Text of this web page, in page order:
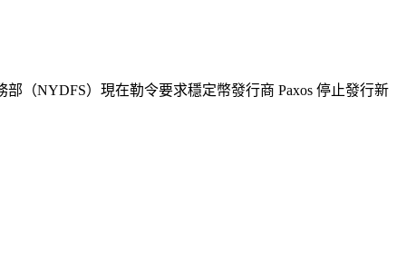
（NYDFS）現在勒令要求穩定幣發行商 Paxos 停止發行新